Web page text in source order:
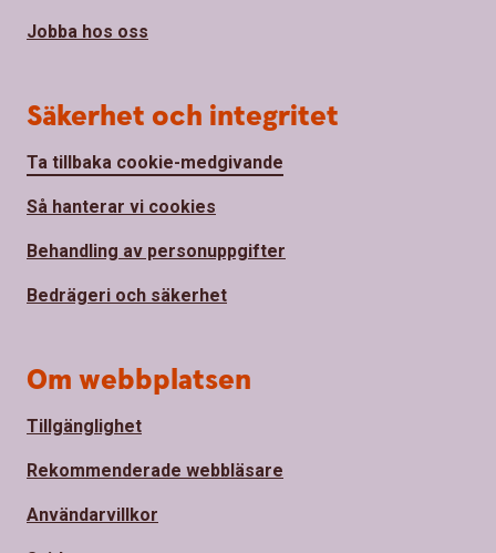
Jobba hos oss
Säkerhet och integritet
Ta tillbaka cookie-medgivande
Så hanterar vi cookies
Behandling av personuppgifter
Bedrägeri och säkerhet
Om webbplatsen
Tillgänglighet
Rekommenderade webbläsare
Användarvillkor